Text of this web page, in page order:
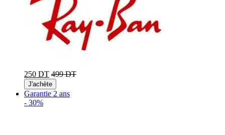
250 DT 499 DT
J'achète
Garantie 2 ans
- 30%